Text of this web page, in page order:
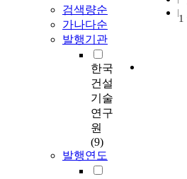
검색량순
가나다순
발행기관
한국
건설
기술
연구
원
(9)
발행연도
1